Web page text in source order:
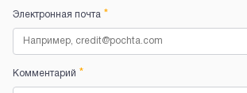
Электронная почта *
Комментарий *